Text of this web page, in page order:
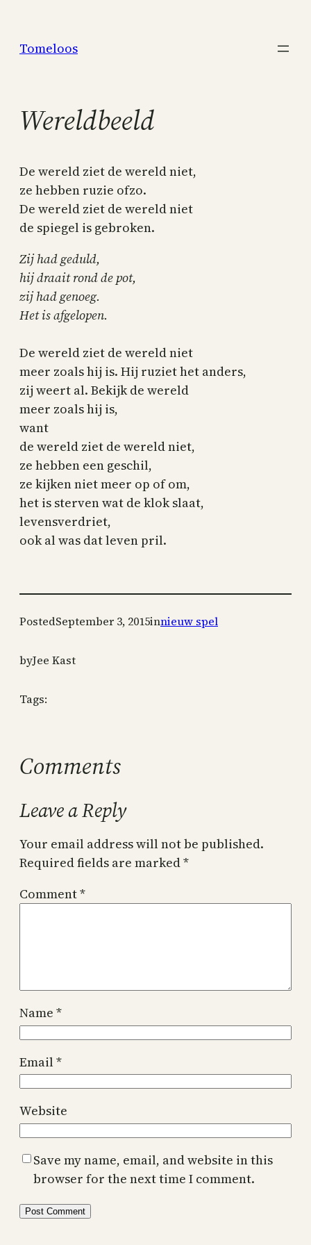
content
Tomeloos
Wereldbeeld
De wereld ziet de wereld niet,
ze hebben ruzie ofzo.
De wereld ziet de wereld niet
de spiegel is gebroken.
Zij had geduld,
hij draait rond de pot,
zij had genoeg.
Het is afgelopen.
De wereld ziet de wereld niet
meer zoals hij is. Hij ruziet het anders,
zij weert al. Bekijk de wereld
meer zoals hij is,
want
de wereld ziet de wereld niet,
ze hebben een geschil,
ze kijken niet meer op of om,
het is sterven wat de klok slaat,
levensverdriet,
ook al was dat leven pril.
PostedSeptember 3, 2015innieuw spel
byJee Kast
Tags:
Comments
Leave a Reply
Your email address will not be published.
Required fields are marked*
Comment*
Name *
Email*
Website
Save my name, email, and website in this
browser for the next time I comment.